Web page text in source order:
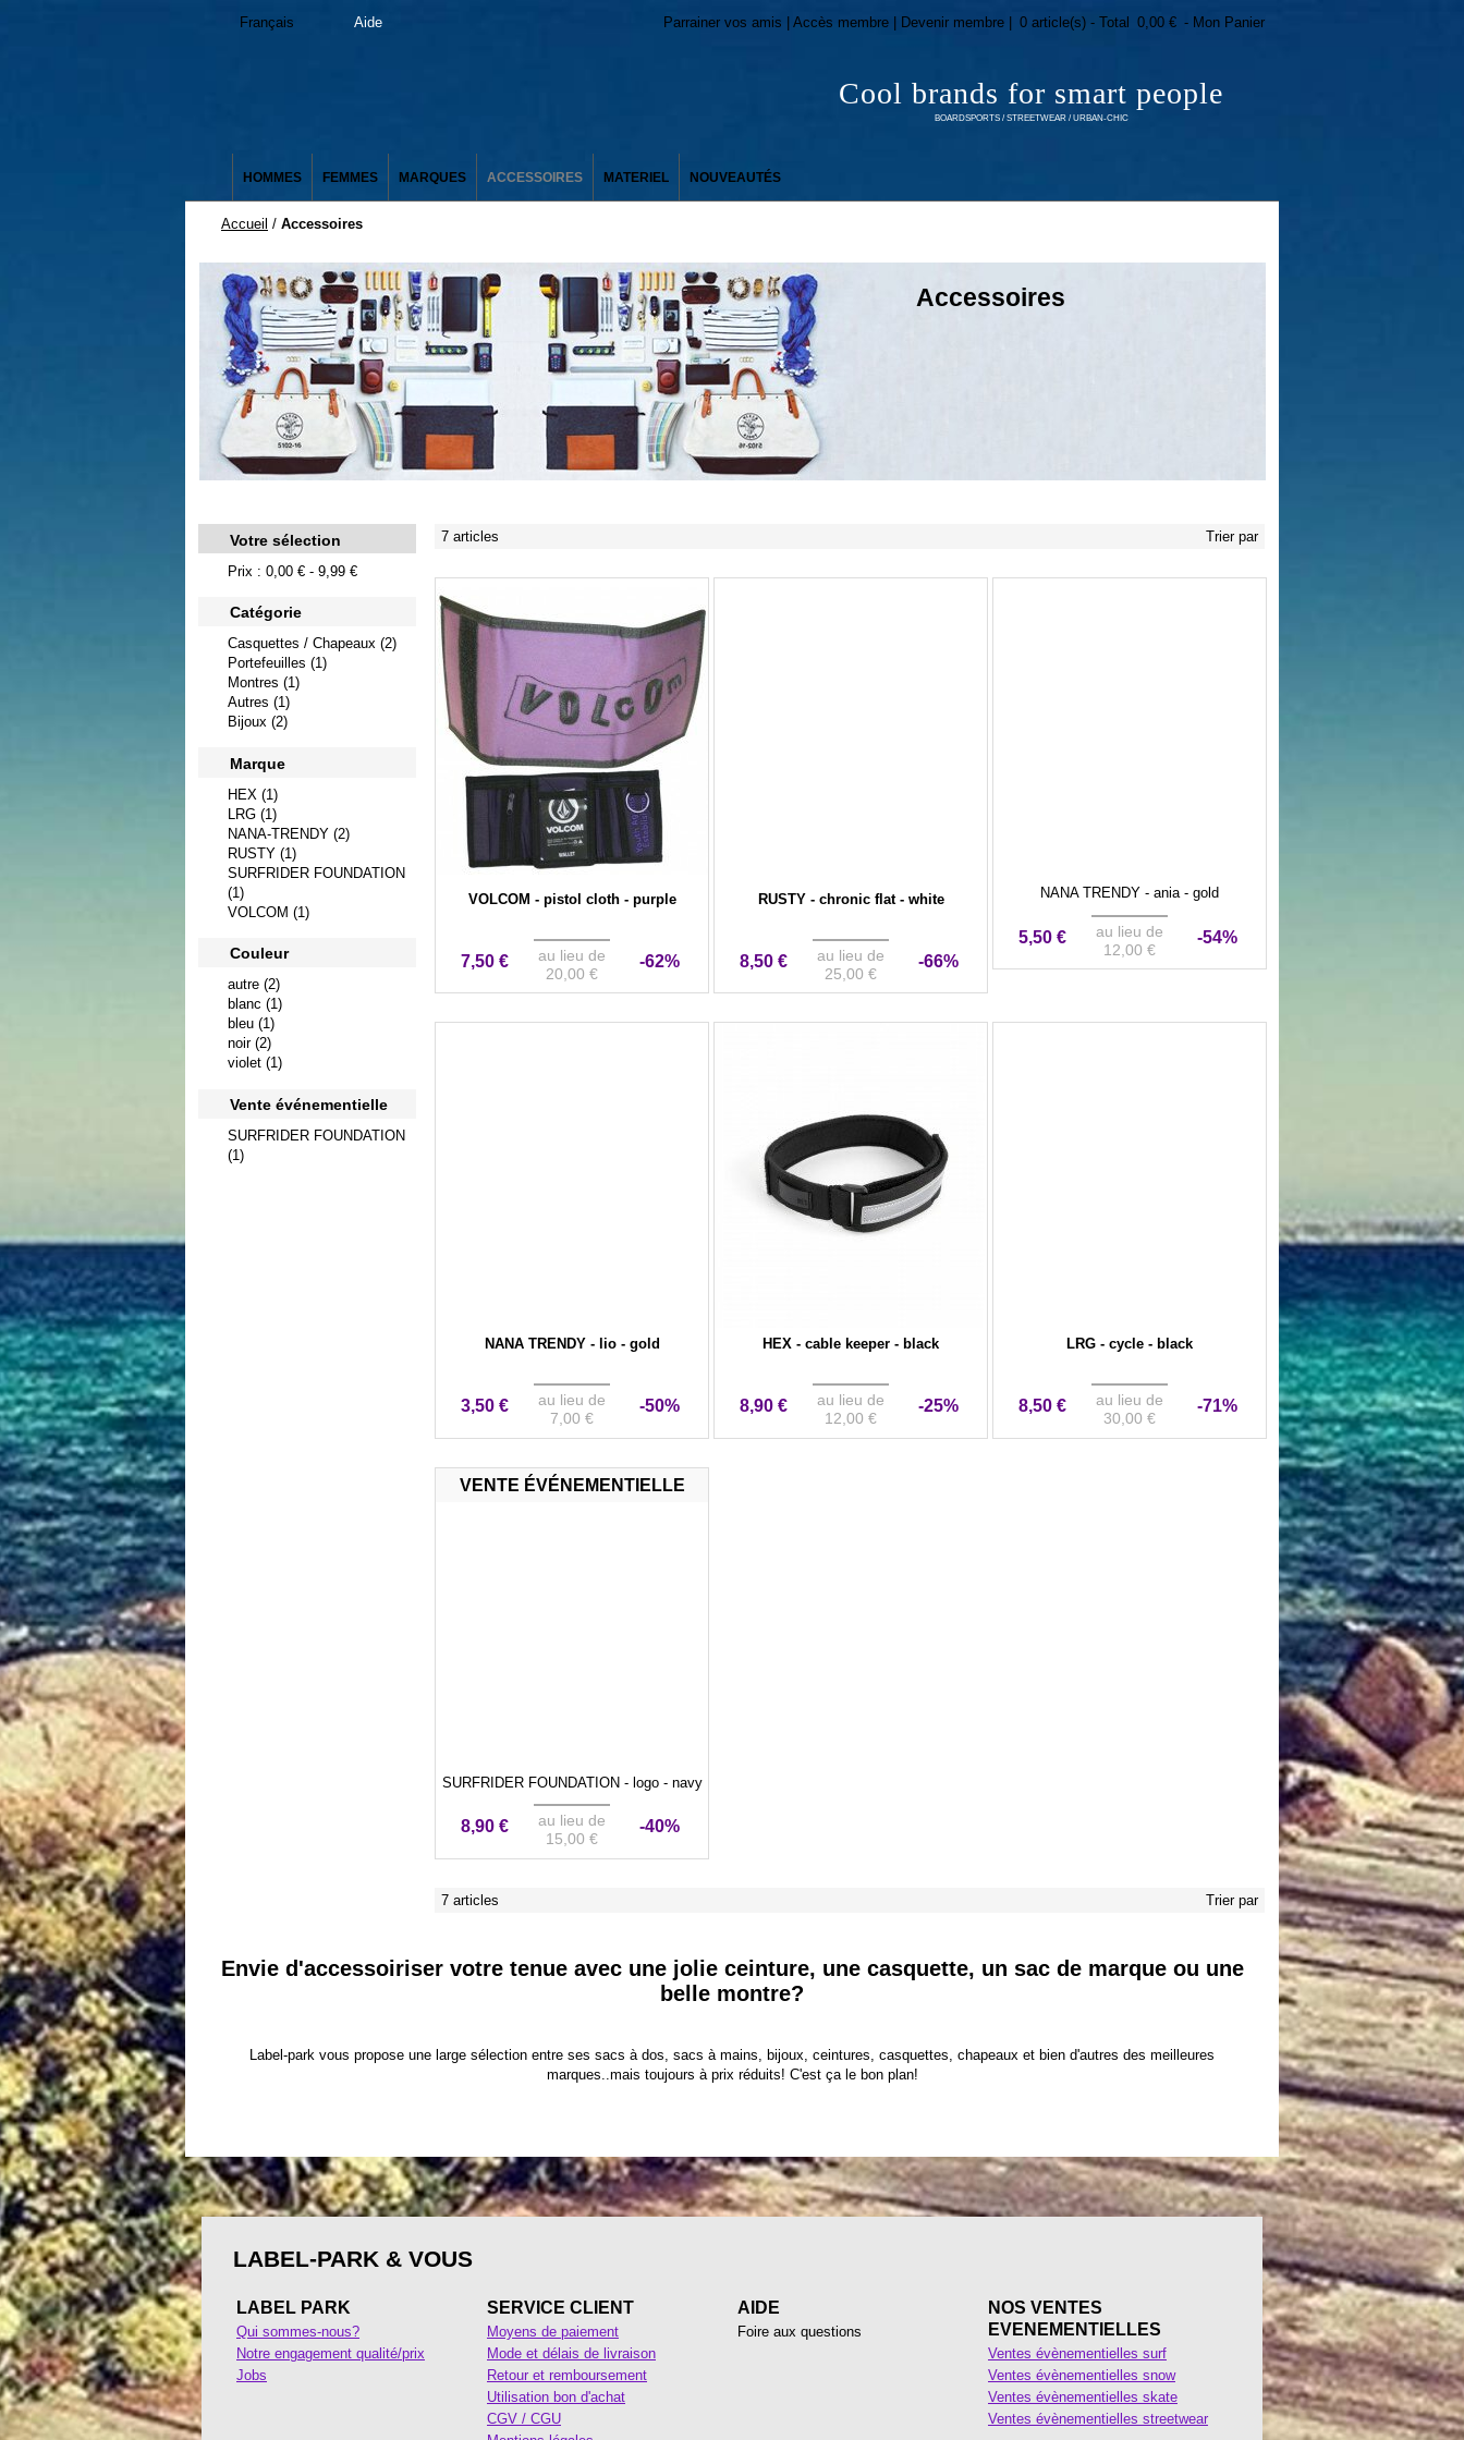
Cool brands for smart people
BOARDSPORTS / STREETWEAR / URBAN-CHIC
Français Aide Parrainer vos amis | Accès membre | Devenir membre | 0 article(s) - Total 0,00 € - Mon Panier
HOMMES FEMMES MARQUES ACCESSOIRES MATERIEL NOUVEAUTÉS
Accueil / Accessoires
Accessoires
Votre sélection
Prix : 0,00 € - 9,99 €
Catégorie
Casquettes / Chapeaux (2)
Portefeuilles (1)
Montres (1)
Autres (1)
Bijoux (2)
Marque
HEX (1)
LRG (1)
NANA-TRENDY (2)
RUSTY (1)
SURFRIDER FOUNDATION
(1)
VOLCOM (1)
Couleur
autre (2)
blanc (1)
bleu (1)
noir (2)
violet (1)
Vente événementielle
SURFRIDER FOUNDATION
(1)
7 articles Trier par
VOLCOM - pistol cloth - purple
7,50 €
au lieu de
20,00 €
-62%
RUSTY - chronic flat - white
8,50 €
au lieu de
25,00 €
-66%
NANA TRENDY - ania - gold
5,50 €
au lieu de
12,00 €
-54%
NANA TRENDY - lio - gold
3,50 €
au lieu de
7,00 €
-50%
HEX - cable keeper - black
8,90 €
au lieu de
12,00 €
-25%
LRG - cycle - black
8,50 €
au lieu de
30,00 €
-71%
VENTE ÉVÉNEMENTIELLE
SURFRIDER FOUNDATION - logo - navy
8,90 €
au lieu de
15,00 €
-40%
7 articles Trier par
Envie d'accessoiriser votre tenue avec une jolie ceinture, une casquette, un sac de marque ou une
belle montre?
Label-park vous propose une large sélection entre ses sacs à dos, sacs à mains, bijoux, ceintures, casquettes, chapeaux et bien d'autres des meilleures
marques..mais toujours à prix réduits! C'est ça le bon plan!
LABEL-PARK & VOUS
LABEL PARK
Qui sommes-nous?
Notre engagement qualité/prix
Jobs
SERVICE CLIENT
Moyens de paiement
Mode et délais de livraison
Retour et remboursement
Utilisation bon d'achat
CGV / CGU
AIDE
Foire aux questions
NOS VENTES
EVENEMENTIELLES
Ventes évènementielles surf
Ventes évènementielles snow
Ventes évènementielles skate
Ventes évènementielles streetwear